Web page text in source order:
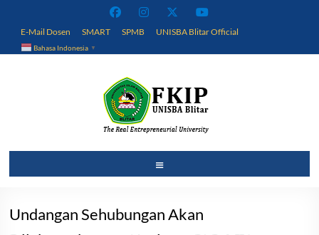
contentE-Mail Dosen SMART SPMB UNISBA Blitar Official
Bahasa Indonesia ▼
dan
Menu
Undangan Sehubungan Akan